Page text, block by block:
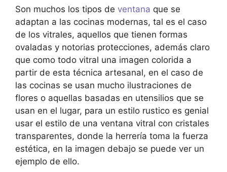
Son muchos los tipos de ventana que se
adaptan a las cocinas modernas, tal es el caso
de los vitrales, aquellos que tienen formas
ovaladas y notorias protecciones, además claro
que como todo vitral una imagen colorida a
partir de esta técnica artesanal, en el caso de
las cocinas se usan mucho ilustraciones de
flores o aquellas basadas en utensilios que se
usan en el lugar, para un estilo rustico es genial
usar el estilo de una ventana vitral con cristales
transparentes, donde la herrería toma la fuerza
estética, en la imagen debajo se puede ver un
ejemplo de ello.